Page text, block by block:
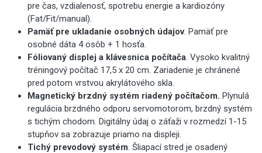
pre čas, vzdialenosť, spotrebu energie a kardiozóny
(Fat/Fit/manual).
Pamäť pre ukladanie osobných údajov. Pamäť pre
osobné dáta 4 osôb + 1 hosťa.
Fóliovaný displej a klávesnica počítača. Vysoko kvalitný
tréningový počítač 17,5 x 20 cm. Zariadenie je chránené
pred potom vrstvou akrylátového skla.
Magnetický brzdný systém riadený počítačom. Plynulá
regulácia brzdného odporu servomotorom, brzdný systém
s tichým chodom. Digitálny údaj o záťaži v rozmedzí 1-15
stupňov sa zobrazuje priamo na displeji.
Tichý prevodový systém. Šliapací stred je osadený